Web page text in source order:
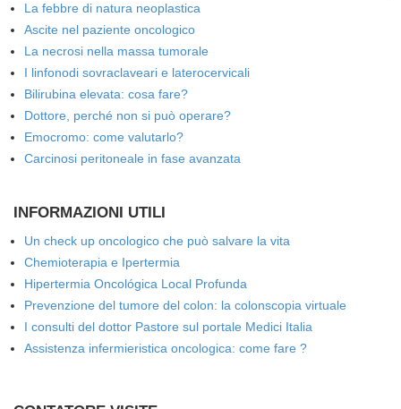
La febbre di natura neoplastica
Ascite nel paziente oncologico
La necrosi nella massa tumorale
I linfonodi sovraclaveari e laterocervicali
Bilirubina elevata: cosa fare?
Dottore, perché non si può operare?
Emocromo: come valutarlo?
Carcinosi peritoneale in fase avanzata
INFORMAZIONI UTILI
Un check up oncologico che può salvare la vita
Chemioterapia e Ipertermia
Hipertermia Oncológica Local Profunda
Prevenzione del tumore del colon: la colonscopia virtuale
I consulti del dottor Pastore sul portale Medici Italia
Assistenza infermieristica oncologica: come fare ?